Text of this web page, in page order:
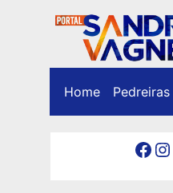
Home Pedreiras
Facebook Instagram